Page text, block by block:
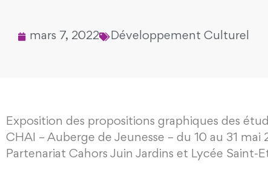
mars 7, 2022 Développement Culturel
Exposition des propositions graphiques des
CHAI – Auberge de Jeunesse – du 10 au 31 mai
Partenariat Cahors Juin Jardins et Lycée Saint-